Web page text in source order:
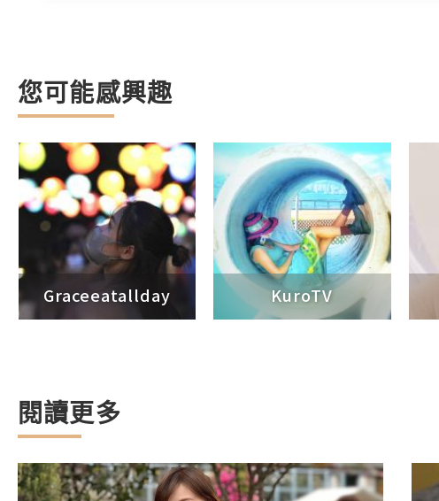
您可能感興趣
Graceeatallday KuroTV
閱讀更多